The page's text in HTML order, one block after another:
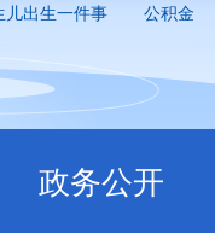
儿出生一件事 公积金
政务公开